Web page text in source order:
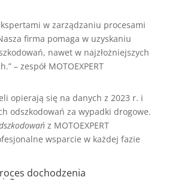
w zarządzaniu procesami
firma pomaga w uzyskaniu
nawet w najzłożniejszych
– zespół MOTOEXPERT
opierają się na danych z 2023 r. i
odszkodowań za wypadki drogowe.
z MOTOEXPERT
wsparcie w każdej fazie
dochodzenia